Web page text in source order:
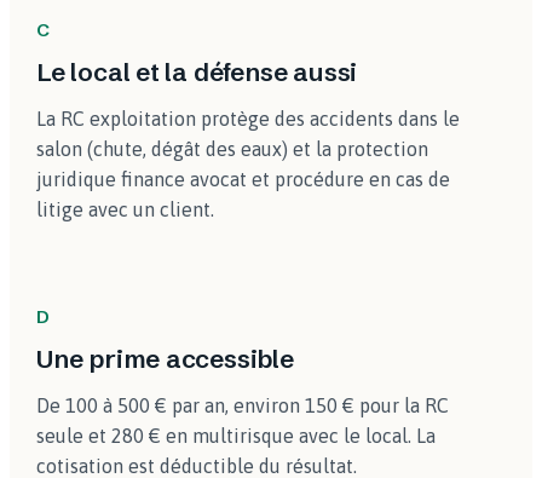
C
Le local et la défense aussi
La RC exploitation protège des accidents dans le
salon (chute, dégât des eaux) et la protection
juridique finance avocat et procédure en cas de
litige avec un client.
D
Une prime accessible
De 100 à 500 € par an, environ 150 € pour la RC
seule et 280 € en multirisque avec le local. La
cotisation est déductible du résultat.